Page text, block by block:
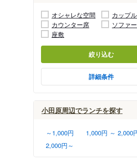
オシャレな空間
カップ
カウンター席
ソファ
座敷
絞り込む
詳細条件
小田原周辺でランチを探す
～1,000円
1,000円 ～ 2,000
2,000円～